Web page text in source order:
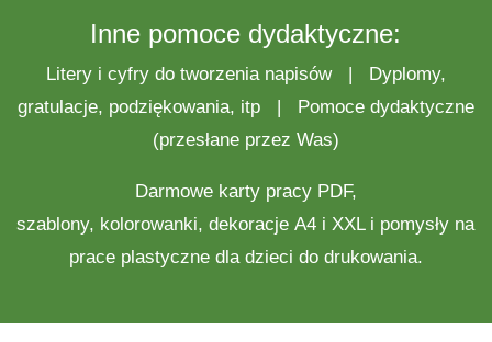
Inne pomoce dydaktyczne:
Litery i cyfry do tworzenia napisów|
Dyplomy,
gratulacje, podziękowania, itp|
Pomoce dydaktyczne
(przesłane przez Was)
Darmowe karty pracyPDF,
szablony, kolorowanki,dekoracje A4 i XXL i pomysły na
prace plastycznedla dzieci do drukowania.